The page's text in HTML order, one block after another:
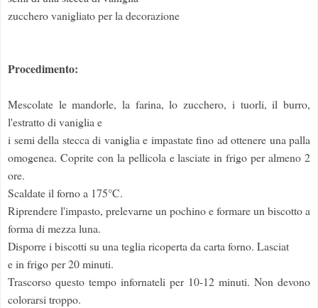
zucchero vanigliato per la decorazione
Procedimento:
Mescolate le mandorle, la farina, lo zucchero, i tuorli, il burro,
l'estratto di vaniglia e
i semi della stecca di vaniglia e impastate fino ad ottenere una palla
omogenea. Coprite con la pellicola e lasciate in frigo per almeno 2
ore.
Scaldate il forno a 175°C.
Riprendere l'impasto, prelevarne un pochino e formare un biscotto a
forma di mezza luna.
Disporre i biscotti su una teglia ricoperta da carta forno. Lasciat
e in frigo per 20 minuti.
Trascorso questo tempo infornateli per 10-12 minuti. Non devono
colorarsi troppo.